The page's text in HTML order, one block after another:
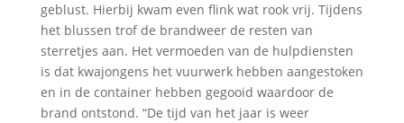
geblust. Hierbij kwam even flink wat rook vrij. Tijdens
het blussen trof de brandweer de resten van
sterretjes aan. Het vermoeden van de hulpdiensten
is dat kwajongens het vuurwerk hebben aangestoken
en in de container hebben gegooid waardoor de
brand ontstond. “De tijd van het jaar is weer